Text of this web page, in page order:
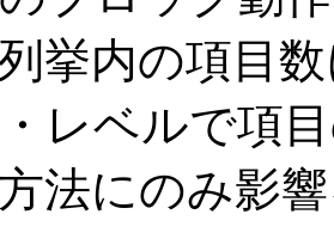
挙内の項目
レベルで項
法にのみ影